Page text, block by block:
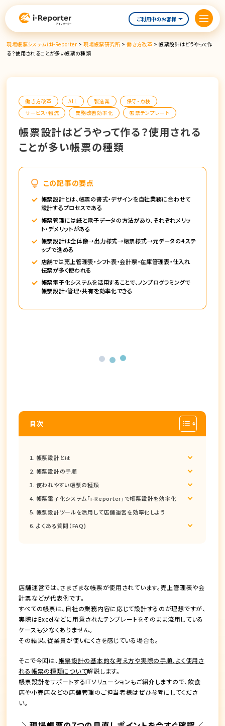
容
ご利用中のお客様
現場帳票システムはi-Reporter >現場帳票研究所 >働き方改革 >帳票設計はどうやって作
る？使用されることが多い帳票の種類
働き方改革 ALL 製造業
保守・点検
サービス・物流
業務改善効率化 帳票テンプレート
帳票設計はどうやって作る？使用される
ことが多い帳票の種類
この記事の要点
帳票設計とは、帳票の書式・デザインを自社業務に合わせて
設計するプロセスである
帳票管理には紙と電子データの方法があり、それぞれメリッ
ト・デメリットがある
帳票設計は全体像→出力様式→帳票様式→元データの4ステ
ップで進める
店舗では売上管理表・シフト表・会計票・在庫管理表・仕入れ
伝票が多く使われる
帳票電子化システムを活用することで、ノンプログラミングで
帳票設計・管理・共有を効率化できる
目次
帳票設計とは
帳票設計の手順
使われやすい帳票の種類
帳票電子化システム「i-Reporter」で帳票設計を効率化
帳票設計ツールを活用して店舗運営を効率化しよう
よくある質問（FAQ)
店舗運営では、さまざまな帳票が使用されています。売上管理表や会
計票などが代表例です。
すべての帳票は、自社の業務内容に応じて設計するのが理想ですが、
実際はExcelなどに用意されたテンプレートをそのまま流用している
ケースも少なくありません。
その結果、従業員が使いにくさを感じている場合も。
そこで今回は、帳票設計の基本的な考え方や実際の手順、よく使用さ
れる帳票の種類について解説します。
帳票設計をサポートするITソリューションもご紹介しますので、飲食
店や小売店などの店舗管理のご担当者様はぜひ参考にしてくださ
い。